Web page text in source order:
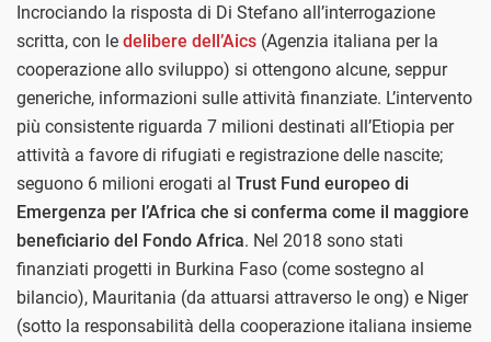
Incrociando la risposta di Di Stefano all’interrogazione
scritta, con le delibere dell’Aics (Agenzia italiana per la
cooperazione allo sviluppo) si ottengono alcune, seppur
generiche, informazioni sulle attività finanziate. L’intervento
più consistente riguarda 7 milioni destinati all’Etiopia per
attività a favore di rifugiati e registrazione delle nascite;
seguono 6 milioni erogati al Trust Fund europeo di
Emergenza per l’Africa che si conferma come il maggiore
beneficiario del Fondo Africa. Nel 2018 sono stati
finanziati progetti in Burkina Faso (come sostegno al
bilancio), Mauritania (da attuarsi attraverso le ong) e Niger
(sotto la responsabilità della cooperazione italiana insieme